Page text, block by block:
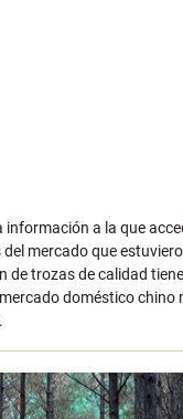
información a la que
mercado que
de trozas de calidad
doméstico chino